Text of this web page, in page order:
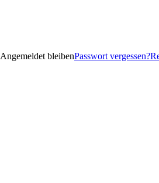
Angemeldet bleibenPasswort vergessen?